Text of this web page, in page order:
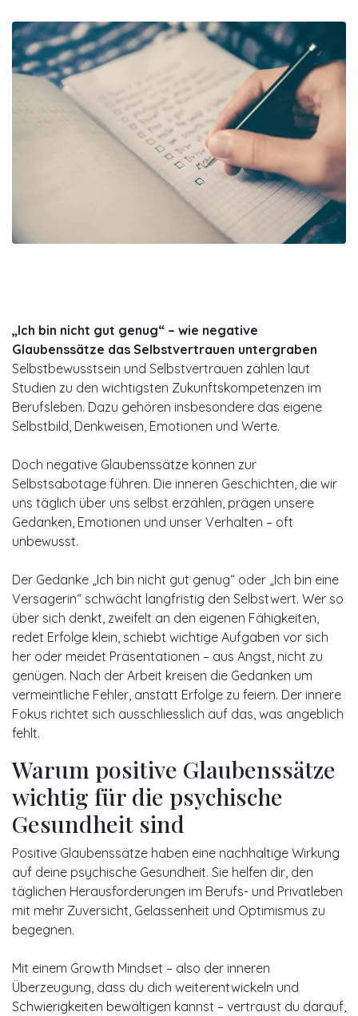
„Ich bin nicht gut genug“ – wie negative
Glaubenssätze das Selbstvertrauen untergraben
Selbstbewusstsein und Selbstvertrauen zählen laut
Studien zu den wichtigsten Zukunftskompetenzen im
Berufsleben. Dazu gehören insbesondere das eigene
Selbstbild, Denkweisen, Emotionen und Werte.
Doch negative Glaubenssätze können zur
Selbstsabotage führen. Die inneren Geschichten, die wir
uns täglich über uns selbst erzählen, prägen unsere
Gedanken, Emotionen und unser Verhalten – oft
unbewusst.
Der Gedanke „Ich bin nicht gut genug“ oder „Ich bin eine
Versagerin“ schwächt langfristig den Selbstwert. Wer so
über sich denkt, zweifelt an den eigenen Fähigkeiten,
redet Erfolge klein, schiebt wichtige Aufgaben vor sich
her oder meidet Präsentationen – aus Angst, nicht zu
genügen. Nach der Arbeit kreisen die Gedanken um
vermeintliche Fehler, anstatt Erfolge zu feiern. Der innere
Fokus richtet sich ausschliesslich auf das, was angeblich
fehlt.
Warum positive Glaubenssätze
wichtig für die psychische
Gesundheit sind
Positive Glaubenssätze haben eine nachhaltige Wirkung
auf deine psychische Gesundheit. Sie helfen dir, den
täglichen Herausforderungen im Berufs- und Privatleben
mit mehr Zuversicht, Gelassenheit und Optimismus zu
begegnen.
Mit einem Growth Mindset – also der inneren
Überzeugung, dass du dich weiterentwickeln und
Schwierigkeiten bewältigen kannst – vertraust du darauf,